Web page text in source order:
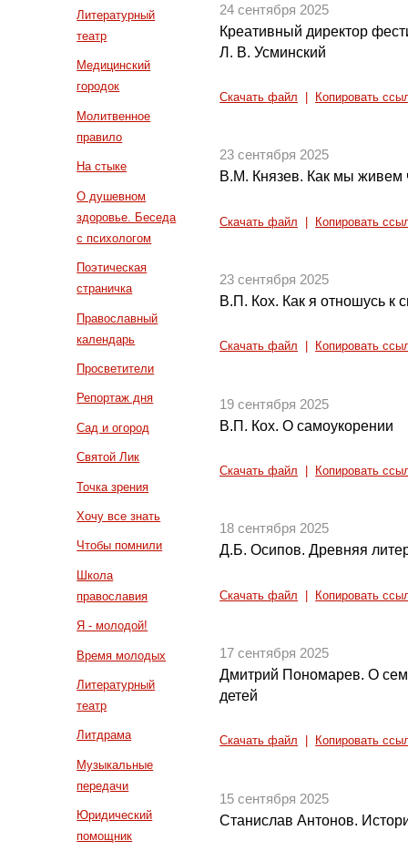
Литературный
театр
Медицинский
городок
Молитвенное
правило
На стыке
О душевном
здоровье. Беседа
с психологом
Поэтическая
страничка
Православный
календарь
Просветители
Репортаж дня
Сад и огород
Святой Лик
Точка зрения
Хочу все знать
Чтобы помнили
Школа
православия
Я - молодой!
Время молодых
Литературный
театр
Литдрама
Музыкальные
передачи
Юридический
помощник
24 сентября 2025
Креативный директор
Л. В. Усминский
Скачать файл Копировать
23 сентября 2025
В.М. Князев. Как мы живем
Скачать файл Копировать
23 сентября 2025
В.П. Кох. Как я отношусь к
Скачать файл Копировать
19 сентября 2025
В.П. Кох. О самоукорении
Скачать файл Копировать
18 сентября 2025
Д.Б. Осипов. Древняя
Скачать файл Копировать
17 сентября 2025
Дмитрий Пономарев. О
детей
Скачать файл Копировать
15 сентября 2025
Станислав Антонов.